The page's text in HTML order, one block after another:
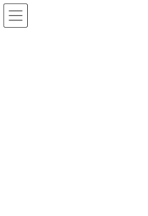
コ
ン
ナ
ビ